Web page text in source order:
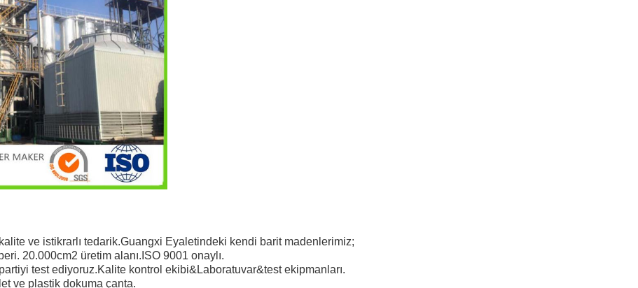
ve istikrarlı tedarik.Guangxi Eyaletindeki kendi barit madenlerimiz;
20.000cm2 üretim alanı.ISO 9001 onaylı.
test ediyoruz.Kalite kontrol ekibi&Laboratuvar&test ekipmanları.
ve plastik dokuma çanta.